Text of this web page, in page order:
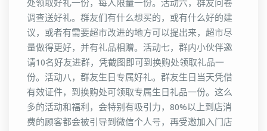
处领取好礼一份，每人限量一份。活动六，群友问卷
调查送好礼。群友们有什么想买的，或有什么好的建
议，或者有需要超市改进的地方可以提出来，超市尽
量做得更好，并有礼品相赠。活动七，群内小伙伴邀
请10名好友进群，凭截图即可到换购处领取礼品一
份。活动八，群友生日专属好礼。群友生日当天凭借
有效证件，到换购处可领取专属生日礼品一份。这么
多的活动和福利，会特别有吸引力，80%以上到店消
费的顾客都会被引导到微信个人号，再受邀加入门店